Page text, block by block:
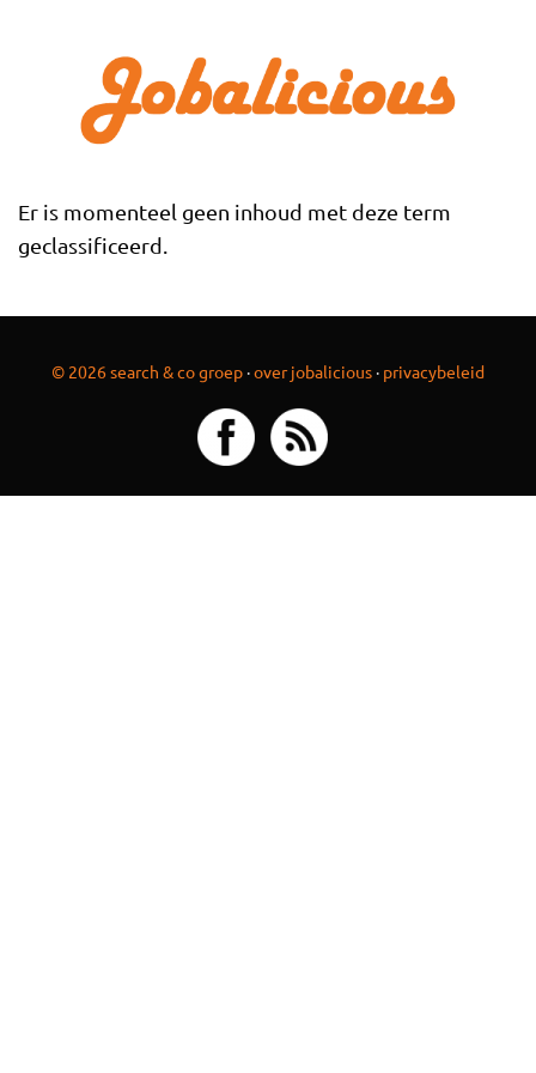
Er is momenteel geen inhoud met deze term
geclassificeerd.
© 2026 search & co groep ·over jobalicious · privacybeleid